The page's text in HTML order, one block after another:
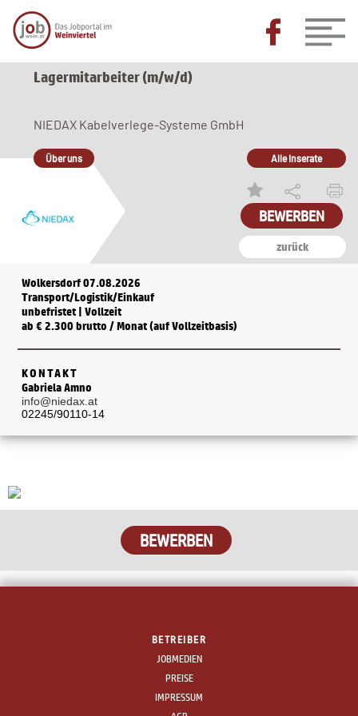
Lagermitarbeiter (m/w/d)
zurück
NIEDAX Kabelverlege-Systeme GmbH
Über uns Alle Inserate
BEWERBEN
Wolkersdorf 07.08.2026
Transport/Logistik/Einkauf
unbefristet | Vollzeit
ab € 2.300 brutto / Monat (auf Vollzeitbasis)
KONTAKT
Gabriela Amno
info@niedax.at
02245/90110-14
BEWERBEN
BETREIBER
JOBMEDIEN
PREISE
IMPRESSUM